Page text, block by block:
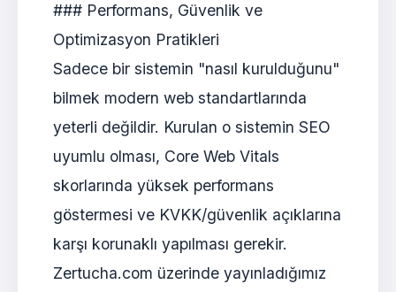
### Performans, Güvenlik ve
Optimizasyon Pratikleri
Sadece bir sistemin "nasıl kurulduğunu"
bilmek modern web standartlarında
yeterli değildir. Kurulan o sistemin SEO
uyumlu olması, Core Web Vitals
skorlarında yüksek performans
göstermesi ve KVKK/güvenlik açıklarına
karşı korunaklı yapılması gerekir.
Zertucha.com üzerinde yayınladığımız